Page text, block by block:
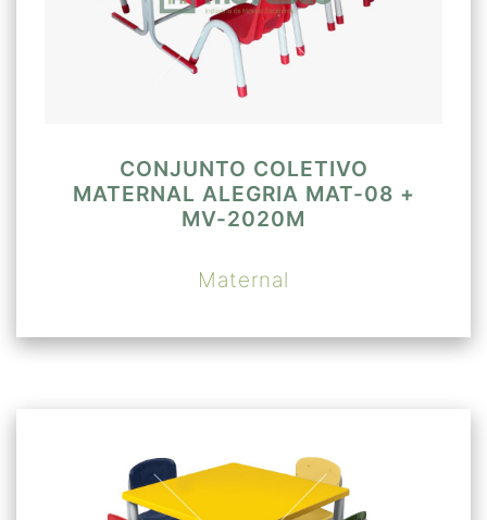
CONJUNTO COLETIVO
MATERNAL ALEGRIA MAT-08 +
MV-2020M
Maternal